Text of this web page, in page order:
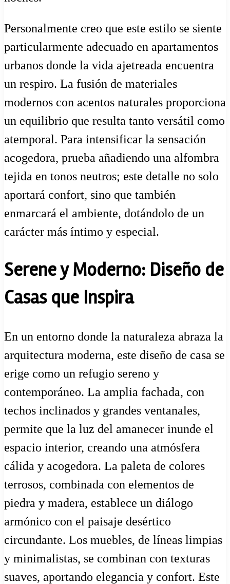
Personalmente creo que este estilo se siente
particularmente adecuado en apartamentos
urbanos donde la vida ajetreada encuentra
un respiro. La fusión de materiales
modernos con acentos naturales proporciona
un equilibrio que resulta tanto versátil como
atemporal. Para intensificar la sensación
acogedora, prueba añadiendo una alfombra
tejida en tonos neutros; este detalle no solo
aportará confort, sino que también
enmarcará el ambiente, dotándolo de un
carácter más íntimo y especial.
Serene y Moderno: Diseño de
Casas que Inspira
En un entorno donde la naturaleza abraza la
arquitectura moderna, este diseño de casa se
erige como un refugio sereno y
contemporáneo. La amplia fachada, con
techos inclinados y grandes ventanales,
permite que la luz del amanecer inunde el
espacio interior, creando una atmósfera
cálida y acogedora. La paleta de colores
terrosos, combinada con elementos de
piedra y madera, establece un diálogo
armónico con el paisaje desértico
circundante. Los muebles, de líneas limpias
y minimalistas, se combinan con texturas
suaves, aportando elegancia y confort. Este